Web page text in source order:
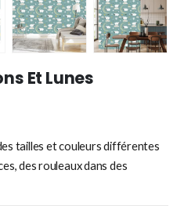
Et Lunes
tailles et couleurs différentes
des rouleaux dans des